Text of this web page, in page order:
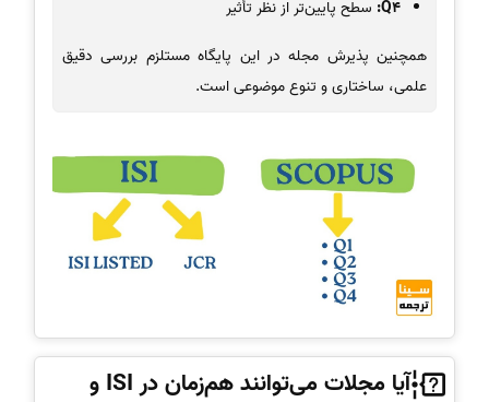
Q4: سطح پایین‌تر از نظر تأثیر
همچنین پذیرش مجله در این پایگاه مستلزم بررسی دقیق
علمی، ساختاری و تنوع موضوعی است.
آیا مجلات می‌توانند هم‌زمان در ISI و